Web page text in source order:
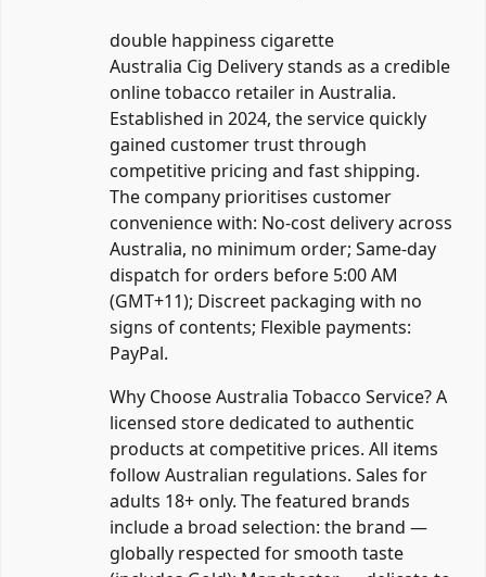
double happiness cigarette
Australia Cig Delivery stands as a credible
online tobacco retailer in Australia.
Established in 2024, the service quickly
gained customer trust through
competitive pricing and fast shipping.
The company prioritises customer
convenience with: No-cost delivery across
Australia, no minimum order; Same-day
dispatch for orders before 5:00 AM
(GMT+11); Discreet packaging with no
signs of contents; Flexible payments:
PayPal.
Why Choose Australia Tobacco Service? A
licensed store dedicated to authentic
products at competitive prices. All items
follow Australian regulations. Sales for
adults 18+ only. The featured brands
include a broad selection: the brand —
globally respected for smooth taste